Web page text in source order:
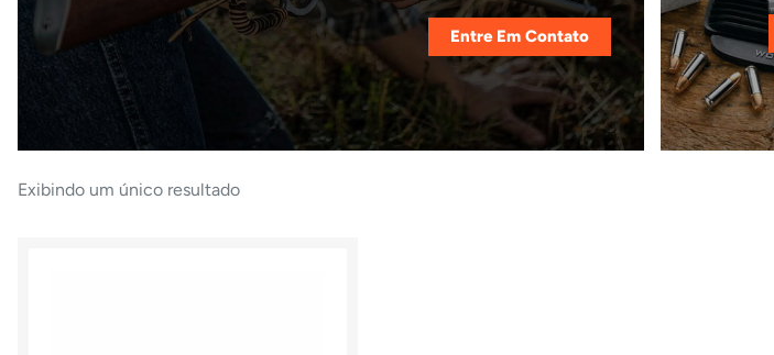
Entre Em Contato
Exibindo um único resultado